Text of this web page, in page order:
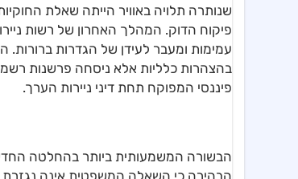
שנותרה תלויה באוויר הייתה שאלת
עמימות ומעבר לעידן של הגדרות
בהצהרות כלליות אלא ניסחה פרשנות
פיננסי המפוקח תחת דיני ניירות הערך.
הבהירה כי השאלה המשפטית אינה נגזרת